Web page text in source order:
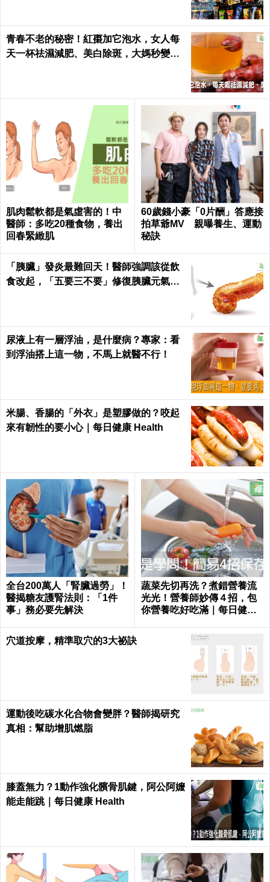
青春不老的秘密！紅棗加它泡水，女人每
天一杯祛濕減肥、美白除斑，大媽秒變少
肌肉鬆軟都是氣虛害的！中
醫師：多吃20種食物，養出
回春緊緻肌
60歲錢小豪「0片酬」答應接
拍草爺MV 親曝養生、運動
秘訣
「胰臟」發炎最難回天！醫師強調該從飲
食改起，「五要三不要」修復胰臟元氣｜
尿液上有一層浮油，是什麼病？專家：看
到浮油搭上這一物，不馬上就醫不行！
米腸、香腸的「外衣」是塑膠做的？咬起
來有韌性的要小心｜每日健康 Health
全台200萬人「腎臟過勞」！
醫揭糖友護腎法則：「1件
事」務必要先解決
蔬菜先切再洗？煮錯營養流
光光！營養師妙傳４招，包
你營養吃好吃滿｜每日健康
穴道按摩，精準取穴的3大祕訣
運動後吃碳水化合物會變胖？醫師揭研究
真相：幫助增肌燃脂
膝蓋無力？1動作強化髕骨肌鍵，阿公阿嬤
能走能跳｜每日健康 Health